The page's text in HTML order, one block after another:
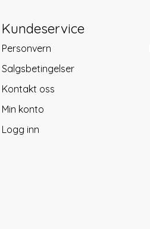
Kundeservice
Personvern
Salgsbetingelser
Kontakt oss
Min konto
Logg inn